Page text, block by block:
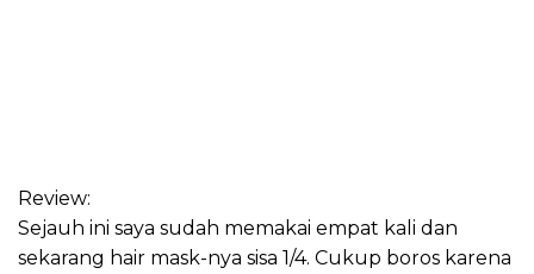
Review:
Sejauh ini saya sudah memakai empat kali dan
sekarang hair mask-nya sisa 1/4. Cukup boros karena